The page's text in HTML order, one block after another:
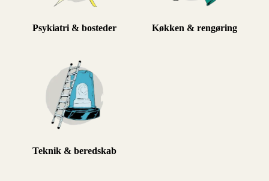
Psykiatri & bosteder Køkken & rengøring
Teknik & beredskab